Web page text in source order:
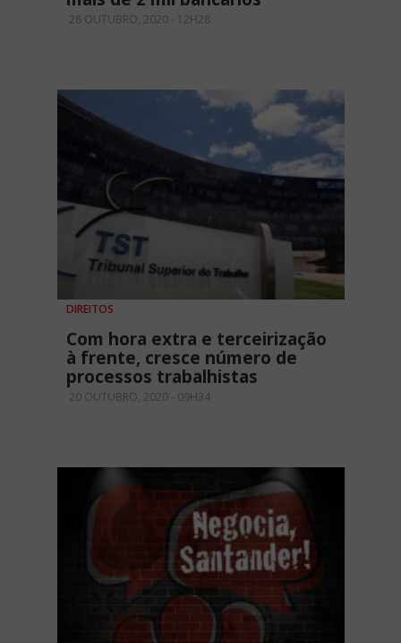
28 OUTUBRO, 2020 - 12H28
DIREITOS
Com hora extra e terceirização
à frente, cresce número de
processos trabalhistas
20 OUTUBRO, 2020 - 09H34